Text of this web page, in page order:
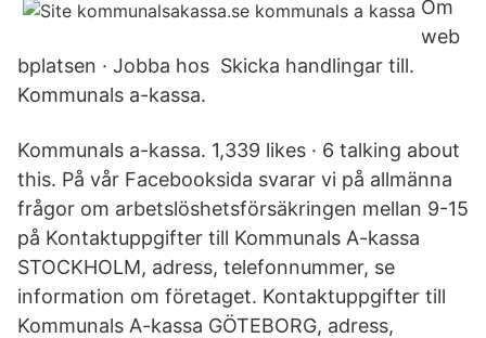
Om
web
bplatsen · Jobba hos Skicka handlingar till.
Kommunals a-kassa.
Kommunals a-kassa. 1,339 likes · 6 talking about
this. På vår Facebooksida svarar vi på allmänna
frågor om arbetslöshetsförsäkringen mellan 9-15
på Kontaktuppgifter till Kommunals A-kassa
STOCKHOLM, adress, telefonnummer, se
information om företaget. Kontaktuppgifter till
Kommunals A-kassa GÖTEBORG, adress,